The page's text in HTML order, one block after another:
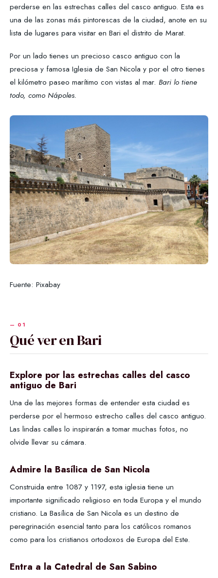
perderse en las estrechas calles del casco antiguo. Esta es
una de las zonas más pintorescas de la ciudad, anote en su
lista de lugares para visitar en Bari el distrito de Marat.
Por un lado tienes un precioso casco antiguo con la
preciosa y famosa Iglesia de San Nicola y por el otro tienes
el kilómetro paseo marítimo con vistas al mar. Bari lo tiene
todo, como Nápoles.
Fuente: Pixabay
Qué ver en Bari
Explore por las estrechas calles del casco
antiguo de Bari
Una de las mejores formas de entender esta ciudad es
perderse por el hermoso estrecho calles del casco antiguo.
Las lindas calles lo inspirarán a tomar muchas fotos, no
olvide llevar su cámara.
Admire la Basílica de San Nicola
Construida entre 1087 y 1197, esta iglesia tiene un
importante significado religioso en toda Europa y el mundo
cristiano. La Basílica de San Nicola es un destino de
peregrinación esencial tanto para los católicos romanos
como para los cristianos ortodoxos de Europa del Este.
Entra a la Catedral de San Sabino